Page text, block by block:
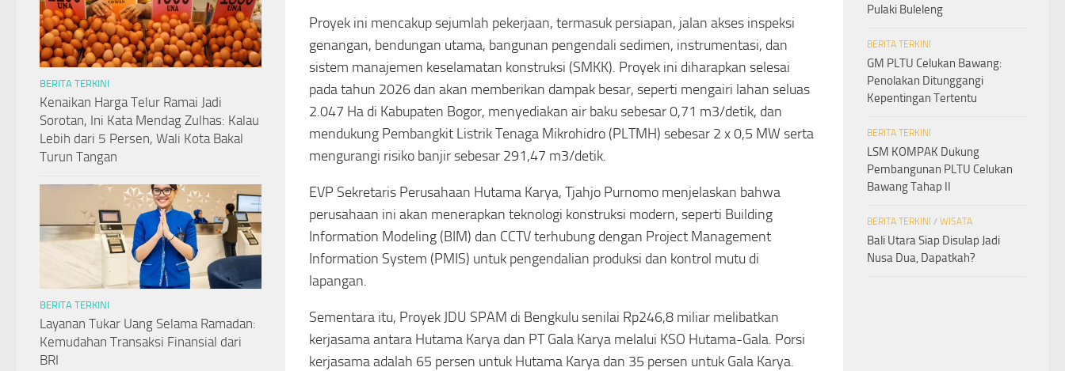
Proyek ini mencakup sejumlah pekerjaan, termasuk persiapan, jalan akses inspeksi
genangan, bendungan utama, bangunan pengendali sedimen, instrumentasi, dan
sistem manajemen keselamatan konstruksi (SMKK). Proyek ini diharapkan selesai
pada tahun 2026 dan akan memberikan dampak besar, seperti mengairi lahan seluas
2.047 Ha di Kabupaten Bogor, menyediakan air baku sebesar 0,71 m3/detik, dan
mendukung Pembangkit Listrik Tenaga Mikrohidro (PLTMH) sebesar 2 x 0,5 MW serta
mengurangi risiko banjir sebesar 291,47 m3/detik.
EVP Sekretaris Perusahaan Hutama Karya, Tjahjo Purnomo menjelaskan bahwa
perusahaan ini akan menerapkan teknologi konstruksi modern, seperti Building
Information Modeling (BIM) dan CCTV terhubung dengan Project Management
Information System (PMIS) untuk pengendalian produksi dan kontrol mutu di
lapangan.
Sementara itu, Proyek JDU SPAM di Bengkulu senilai Rp246,8 miliar melibatkan
kerjasama antara Hutama Karya dan PT Gala Karya melalui KSO Hutama-Gala. Porsi
kerjasama adalah 65 persen untuk Hutama Karya dan 35 persen untuk Gala Karya.
BERITA TERKINI
Kenaikan Harga Telur Ramai Jadi
Sorotan, Ini Kata Mendag Zulhas: Kalau
Lebih dari 5 Persen, Wali Kota Bakal
Turun Tangan
BERITA TERKINI
Layanan Tukar Uang Selama Ramadan:
Kemudahan Transaksi Finansial dari
BRI
Pulaki Buleleng
BERITA TERKINI
GM PLTU Celukan Bawang:
Penolakan Ditunggangi
Kepentingan Tertentu
BERITA TERKINI
LSM KOMPAK Dukung
Pembangunan PLTU Celukan
Bawang Tahap II
BERITA TERKINI / WISATA
Bali Utara Siap Disulap Jadi
Nusa Dua, Dapatkah?